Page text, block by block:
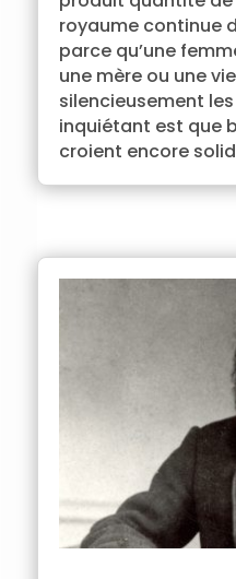
royaume continue
parce qu’une
une mère ou une
silencieusement
inquiétant est que
croient encore